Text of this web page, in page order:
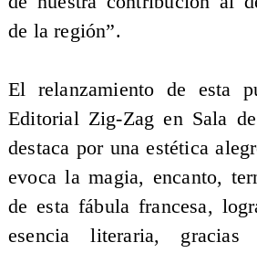
de la región”.
El relanzamiento de esta
Editorial Zig-Zag en Sala
destaca por una estética
evoca la magia, encanto,
de esta fábula francesa,
esencia literaria,